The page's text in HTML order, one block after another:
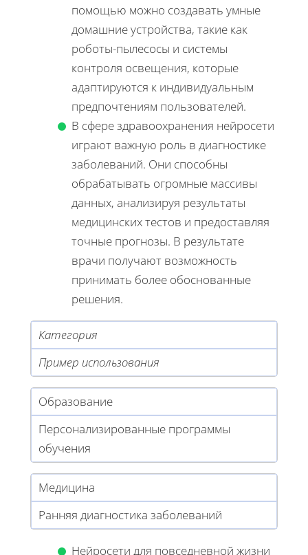
помощью можно создавать умные
домашние устройства, такие как
роботы-пылесосы и системы
контроля освещения, которые
адаптируются к индивидуальным
предпочтениям пользователей.
В сфере здравоохранения нейросети
играют важную роль в диагностике
заболеваний. Они способны
обрабатывать огромные массивы
данных, анализируя результаты
медицинских тестов и предоставляя
точные прогнозы. В результате
врачи получают возможность
принимать более обоснованные
решения.
Категория
Пример использования
Образование
Персонализированные программы
обучения
Медицина
Ранняя диагностика заболеваний
Нейросети для повседневной жизни